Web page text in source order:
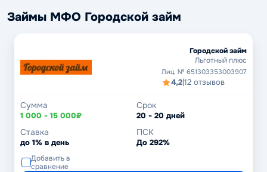
Займы МФО Городской займ
Городской займ
Льготный плюс
Лиц. № 651303353003907
4,2|12 отзывов
Сумма
1 000 - 15 000₽
Срок
20 - 20 дней
Ставка
до 1% в день
ПСК
До 292%
Добавить в
сравнение